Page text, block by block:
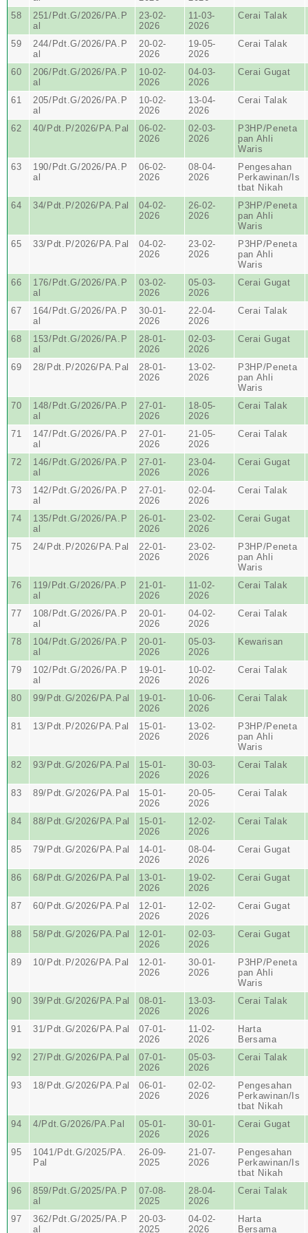
58
251/Pdt.G/2026/PA.P
al
23-02-
2026
11-03-
2026
Cerai Talak
59
244/Pdt.G/2026/PA.P
al
20-02-
2026
19-05-
2026
Cerai Talak
60
206/Pdt.G/2026/PA.P
al
10-02-
2026
04-03-
2026
Cerai Gugat
61
205/Pdt.G/2026/PA.P
al
10-02-
2026
13-04-
2026
Cerai Talak
62 40/Pdt.P/2026/PA.Pal
06-02-
2026
02-03-
2026
P3HP/Peneta
pan Ahli
Waris
63
190/Pdt.G/2026/PA.P
al
06-02-
2026
08-04-
2026
Pengesahan
Perkawinan/Is
tbat Nikah
64
34/Pdt.P/2026/PA.Pal
04-02-
2026
26-02-
2026
P3HP/Peneta
pan Ahli
Waris
65
33/Pdt.P/2026/PA.Pal
04-02-
2026
23-02-
2026
P3HP/Peneta
pan Ahli
Waris
66
176/Pdt.G/2026/PA.P
al
03-02-
2026
05-03-
2026
Cerai Gugat
67
164/Pdt.G/2026/PA.P
al
30-01-
2026
22-04-
2026
Cerai Talak
68
153/Pdt.G/2026/PA.P
al
28-01-
2026
02-03-
2026
Cerai Gugat
69 28/Pdt.P/2026/PA.Pal
28-01-
2026
13-02-
2026
P3HP/Peneta
pan Ahli
Waris
70
148/Pdt.G/2026/PA.P
al
27-01-
2026
18-05-
2026
Cerai Talak
71
147/Pdt.G/2026/PA.P
al
27-01-
2026
21-05-
2026
Cerai Talak
72
146/Pdt.G/2026/PA.P
al
27-01-
2026
23-04-
2026
Cerai Gugat
73
142/Pdt.G/2026/PA.P
al
27-01-
2026
02-04-
2026
Cerai Talak
74
135/Pdt.G/2026/PA.P
al
26-01-
2026
23-02-
2026
Cerai Gugat
75 24/Pdt.P/2026/PA.Pal
22-01-
2026
23-02-
2026
P3HP/Peneta
pan Ahli
Waris
76
119/Pdt.G/2026/PA.P
al
21-01-
2026
11-02-
2026
Cerai Talak
77
108/Pdt.G/2026/PA.P
al
20-01-
2026
04-02-
2026
Cerai Talak
78
104/Pdt.G/2026/PA.P
al
20-01-
2026
05-03-
2026
Kewarisan
79
102/Pdt.G/2026/PA.P
al
19-01-
2026
10-02-
2026
Cerai Talak
80 99/Pdt.G/2026/PA.Pal
19-01-
2026
10-06-
2026
Cerai Talak
81 13/Pdt.P/2026/PA.Pal
15-01-
2026
13-02-
2026
P3HP/Peneta
pan Ahli
Waris
82
93/Pdt.G/2026/PA.Pal
15-01-
2026
30-03-
2026
Cerai Talak
83 89/Pdt.G/2026/PA.Pal
15-01-
2026
20-05-
2026
Cerai Talak
84 88/Pdt.G/2026/PA.Pal
15-01-
2026
12-02-
2026
Cerai Talak
85 79/Pdt.G/2026/PA.Pal
14-01-
2026
08-04-
2026
Cerai Gugat
86 68/Pdt.G/2026/PA.Pal
13-01-
2026
19-02-
2026
Cerai Gugat
87 60/Pdt.G/2026/PA.Pal
12-01-
2026
12-02-
2026
Cerai Gugat
88 58/Pdt.G/2026/PA.Pal
12-01-
2026
02-03-
2026
Cerai Gugat
89 10/Pdt.P/2026/PA.Pal
12-01-
2026
30-01-
2026
P3HP/Peneta
pan Ahli
Waris
90
39/Pdt.G/2026/PA.Pal
08-01-
2026
13-03-
2026
Cerai Talak
91 31/Pdt.G/2026/PA.Pal
07-01-
2026
11-02-
2026
Harta
Bersama
92
27/Pdt.G/2026/PA.Pal
07-01-
2026
05-03-
2026
Cerai Talak
93 18/Pdt.G/2026/PA.Pal
06-01-
2026
02-02-
2026
Pengesahan
Perkawinan/Is
tbat Nikah
94
4/Pdt.G/2026/PA.Pal
05-01-
2026
30-01-
2026
Cerai Gugat
95
1041/Pdt.G/2025/PA.
Pal
26-09-
2025
21-07-
2026
Pengesahan
Perkawinan/Is
tbat Nikah
96
859/Pdt.G/2025/PA.P
al
07-08-
2025
28-04-
2026
Cerai Talak
97
362/Pdt.G/2025/PA.P
al
20-03-
2025
04-02-
2026
Harta
Bersama